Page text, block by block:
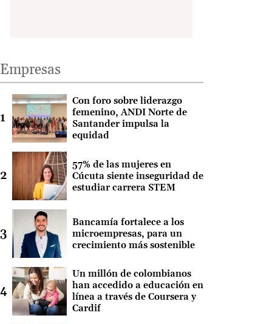
Empresas
Con foro sobre liderazgo
femenino, ANDI Norte de
Santander impulsa la
equidad
57% de las mujeres en
Cúcuta siente inseguridad de
estudiar carrera STEM
Bancamía fortalece a los
microempresas, para un
crecimiento más sostenible
Un millón de colombianos
han accedido a educación en
línea a través de Coursera y
Cardif